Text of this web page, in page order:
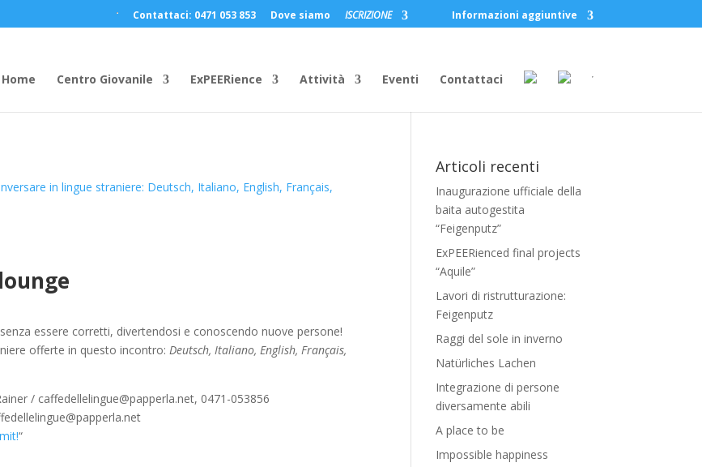
Contattaci: 0471 053 853 Dove siamo ISCRIZIONE Informazioni aggiuntive
Home Centro Giovanile ExPEERience Attività Eventi Contattaci
in lingue straniere: Deutsch, Italiano, English, Français,
essere corretti, divertendosi e conoscendo nuove persone!
offerte in questo incontro:Deutsch, Italiano, English, Français,
/ caffedellelingue@papperla.net, 0471-053856
“
Articoli recenti
Inaugurazione ufficiale della
baita autogestita
“Feigenputz”
ExPEERienced final projects
“Aquile”
Lavori di ristrutturazione:
Feigenputz
Raggi del sole in inverno
Natürliches Lachen
Integrazione di persone
diversamente abili
A place to be
Impossible happiness